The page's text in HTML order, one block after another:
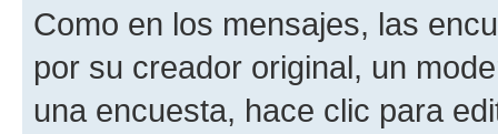
Como en los mensajes, las
por su creador original, un
una encuesta, hace clic para